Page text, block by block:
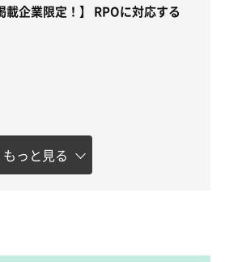
載企業限定！】 RPOに対応する
もっと見る